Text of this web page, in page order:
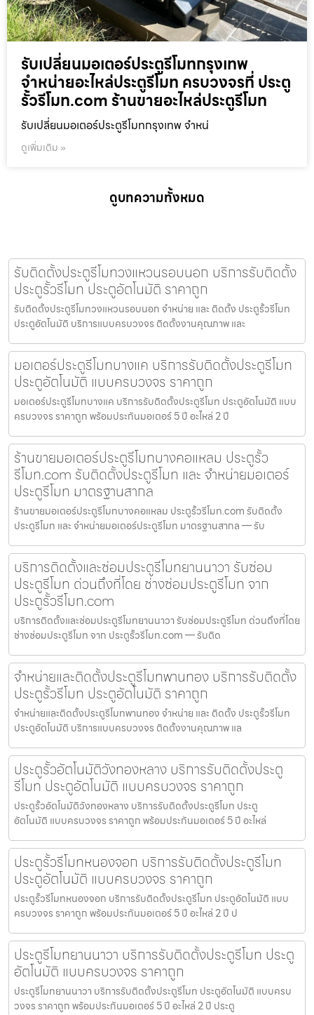
รับเปลี่ยนมอเตอร์ประตูรีโมทกรุงเทพ
จำหน่ายอะไหล่ประตูรีโมท ครบวงจรที่ ประตู
รั้วรีโมท.com ร้านขายอะไหล่ประตูรีโมท
รับเปลี่ยนมอเตอร์ประตูรีโมทกรุงเทพ จำหน่
ดูเพิ่มเติม »
ดูบทความทั้งหมด
รับติดตั้งประตูรีโมทวงแหวนรอบนอก บริการรับติดตั้ง
ประตูรั้วรีโมท ประตูอัตโนมัติ ราคาถูก
รับติดตั้งประตูรีโมทวงแหวนรอบนอก จำหน่าย และ ติดตั้ง ประตูรั้วรีโมท
ประตูอัตโนมัติ บริการแบบครบวงจร ติดตั้งงานคุณภาพ และ
มอเตอร์ประตูรีโมทบางแค บริการรับติดตั้งประตูรีโมท
ประตูอัตโนมัติ แบบครบวงจร ราคาถูก
มอเตอร์ประตูรีโมทบางแค บริการรับติดตั้งประตูรีโมท ประตูอัตโนมัติ แบบ
ครบวงจร ราคาถูก พร้อมประกันมอเตอร์ 5 ปี อะไหล่ 2 ปี
ร้านขายมอเตอร์ประตูรีโมทบางคอแหลม ประตูรั้ว
รีโมท.com รับติดตั้งประตูรีโมท และ จำหน่ายมอเตอร์
ประตูรีโมท มาตรฐานสากล
ร้านขายมอเตอร์ประตูรีโมทบางคอแหลม ประตูรั้วรีโมท.com รับติดตั้ง
ประตูรีโมท และ จำหน่ายมอเตอร์ประตูรีโมท มาตรฐานสากล — รับ
บริการติดตั้งและซ่อมประตูรีโมทยานนาวา รับซ่อม
ประตูรีโมท ด่วนถึงที่โดย ช่างซ่อมประตูรีโมท จาก
ประตูรั้วรีโมท.com
บริการติดตั้งและซ่อมประตูรีโมทยานนาวา รับซ่อมประตูรีโมท ด่วนถึงที่โดย
ช่างซ่อมประตูรีโมท จาก ประตูรั้วรีโมท.com — รับติด
จำหน่ายและติดตั้งประตูรีโมทพานทอง บริการรับติดตั้ง
ประตูรั้วรีโมท ประตูอัตโนมัติ ราคาถูก
จำหน่ายและติดตั้งประตูรีโมทพานทอง จำหน่าย และ ติดตั้ง ประตูรั้วรีโมท
ประตูอัตโนมัติ บริการแบบครบวงจร ติดตั้งงานคุณภาพ แล
ประตูรั้วอัตโนมัติวังทองหลาง บริการรับติดตั้งประตู
รีโมท ประตูอัตโนมัติ แบบครบวงจร ราคาถูก
ประตูรั้วอัตโนมัติวังทองหลาง บริการรับติดตั้งประตูรีโมท ประตู
อัตโนมัติ แบบครบวงจร ราคาถูก พร้อมประกันมอเตอร์ 5 ปี อะไหล่
ประตูรั้วรีโมทหนองจอก บริการรับติดตั้งประตูรีโมท
ประตูอัตโนมัติ แบบครบวงจร ราคาถูก
ประตูรั้วรีโมทหนองจอก บริการรับติดตั้งประตูรีโมท ประตูอัตโนมัติ แบบ
ครบวงจร ราคาถูก พร้อมประกันมอเตอร์ 5 ปี อะไหล่ 2 ปี ป
ประตูรีโมทยานนาวา บริการรับติดตั้งประตูรีโมท ประตู
อัตโนมัติ แบบครบวงจร ราคาถูก
ประตูรีโมทยานนาวา บริการรับติดตั้งประตูรีโมท ประตูอัตโนมัติ แบบครบ
วงจร ราคาถูก พร้อมประกันมอเตอร์ 5 ปี อะไหล่ 2 ปี ประตู